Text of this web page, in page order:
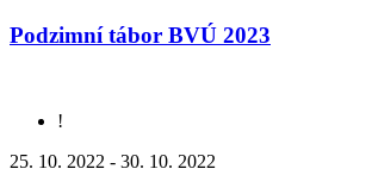
Podzimní tábor BVÚ 2023
!
25. 10. 2022 - 30. 10. 2022